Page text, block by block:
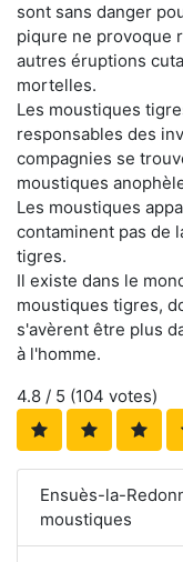
sont sans danger
piqure ne provoque
autres éruptions
mortelles.
Les moustiques
responsables des
compagnies se
moustiques
Les moustiques
contaminent pas de
tigres.
Il existe dans le
moustiques tigres,
s'avèrent être plus
à l'homme.
4.8 / 5 (104 votes)
Ensuès-la-
moustiques